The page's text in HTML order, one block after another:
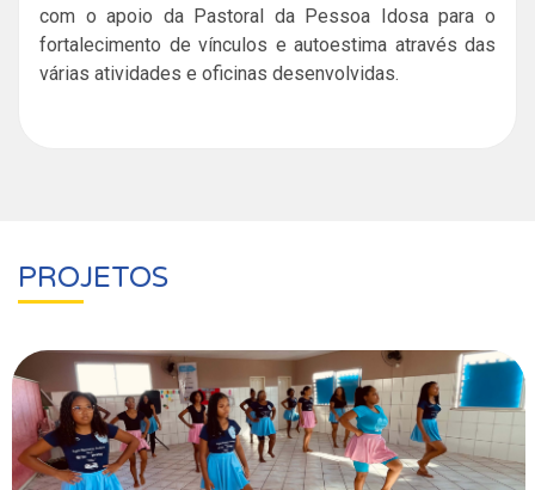
com o apoio da Pastoral da Pessoa Idosa para o
fortalecimento de vínculos e autoestima através das
várias atividades e oficinas desenvolvidas.
PROJETOS